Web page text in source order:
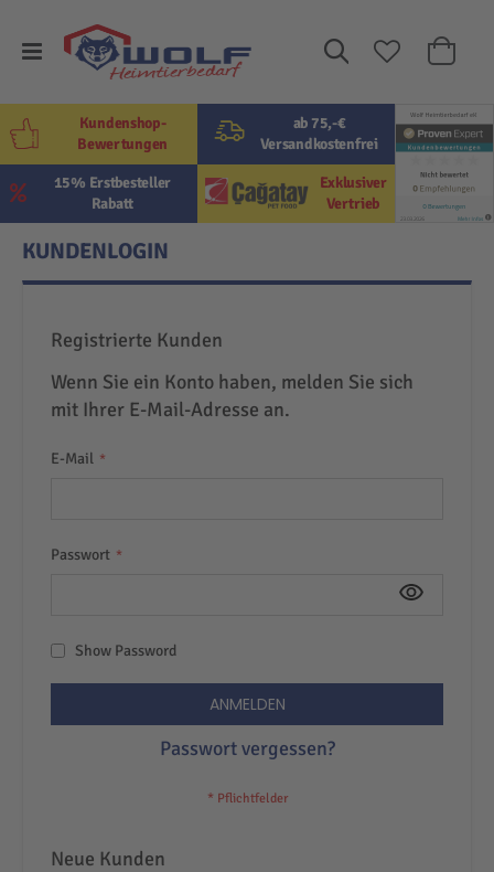
Suche
Mein
ab 75,-€
Versandkostenfrei
Exklusiver
Vertrieb
15% Erstbesteller
Rabatt
Kundenshop-
Bewertungen
KUNDENLOGIN
Registrierte Kunden
Wenn Sie ein Konto haben, melden Sie sich
mit Ihrer E-Mail-Adresse an.
E-Mail
Passwort
Show Password
ANMELDEN
Passwort vergessen?
Neue Kunden